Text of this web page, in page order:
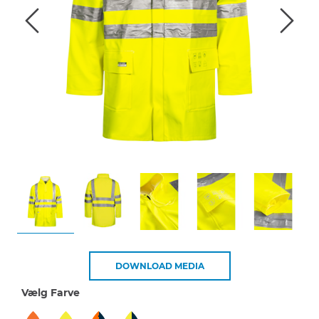
DOWNLOAD MEDIA
Vælg Farve